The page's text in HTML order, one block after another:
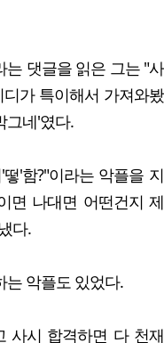
는 댓글을 읽은 그는 "사
가 특이해서 가져와봤
그네'였다.
'함?"이라는 악플을 지
면 나대면 어떤건지 제
다.
는 악플도 있었다.
사시 합격하면 다 천재